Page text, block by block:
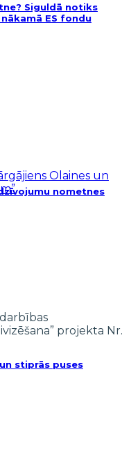
Siguldā notiks
ES fondu
nometnes
stiprās puses
Olaines un
projekta Nr.